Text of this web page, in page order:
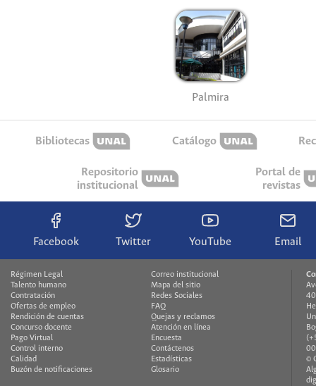
Palmira
Bibliotecas Catálogo
Repositorio
institucional
Portal de
revistas
Facebook Twitter YouTube Email
Régimen Legal
Talento humano
Contratación
Ofertas de empleo
Rendición de cuentas
Concurso docente
Pago Virtual
Control interno
Calidad
Buzón de notificaciones
Correo institucional
Mapa del sitio
Redes Sociales
FAQ
Quejas y reclamos
Atención en línea
Encuesta
Contáctenos
Estadísticas
Glosario
©